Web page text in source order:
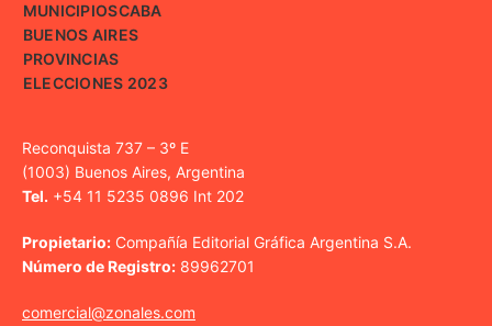
MUNICIPIOSCABA
BUENOS AIRES
PROVINCIAS
ELECCIONES 2023
Reconquista 737 – 3º E
(1003) Buenos Aires, Argentina
Tel. +54 11 5235 0896 Int 202
Propietario: Compañía Editorial Gráfica Argentina S.A.
Número de Registro: 89962701
comercial@zonales.com